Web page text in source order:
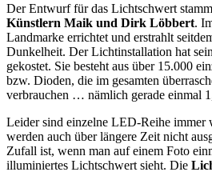
Der Entwurf für das Lichtschwert
Künstlern Maik und Dirk Löbbert.
Landmarke errichtet und erstrahlt
Dunkelheit. Der Lichtinstallation hat
gekostet. Sie besteht aus über 15.000
bzw. Dioden, die im gesamten
verbrauchen … nämlich gerade einmal
Leider sind einzelne LED-Reihe immer
werden auch über längere Zeit nicht
Zufall ist, wenn man auf einem Foto
illuminiertes Lichtschwert sieht. Die